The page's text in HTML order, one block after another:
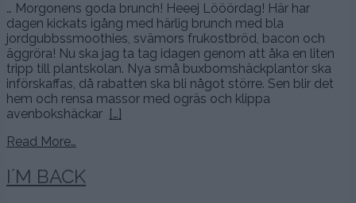
… Morgonens goda brunch! Heeej Lööördag! Här har
dagen kickats igång med härlig brunch med bla
jordgubbssmoothies, svämors frukostbröd, bacon och
äggröra! Nu ska jag ta tag idagen genom att åka en liten
tripp till plantskolan. Nya små buxbomshäckplantor ska
införskaffas, då rabatten ska bli något större. Sen blir det
hem och rensa massor med ogräs och klippa
avenbokshäckar […]
Read More…
I´M BACK